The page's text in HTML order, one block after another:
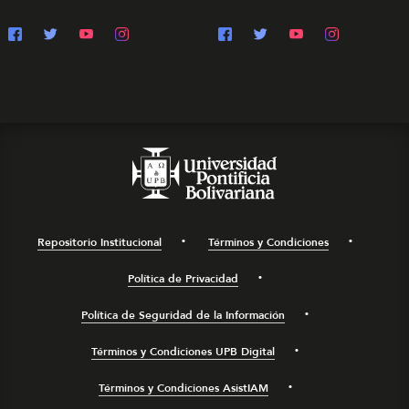
Repositorio Institucional Términos y Condiciones
Política de Privacidad
Política de Seguridad de la Información
Términos y Condiciones UPB Digital
Términos y Condiciones AsistIAM